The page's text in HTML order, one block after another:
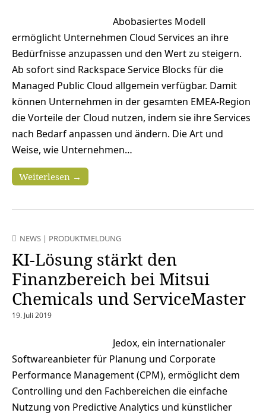
Abobasiertes Modell
ermöglicht Unternehmen Cloud Services an ihre
Bedürfnisse anzupassen und den Wert zu steigern.
Ab sofort sind Rackspace Service Blocks für die
Managed Public Cloud allgemein verfügbar. Damit
können Unternehmen in der gesamten EMEA-Region
die Vorteile der Cloud nutzen, indem sie ihre Services
nach Bedarf anpassen und ändern. Die Art und
Weise, wie Unternehmen…
Weiterlesen →
NEWS | PRODUKTMELDUNG
KI-Lösung stärkt den
Finanzbereich bei Mitsui
Chemicals und ServiceMaster
19. Juli 2019
Jedox, ein internationaler
Softwareanbieter für Planung und Corporate
Performance Management (CPM), ermöglicht dem
Controlling und den Fachbereichen die einfache
Nutzung von Predictive Analytics und künstlicher